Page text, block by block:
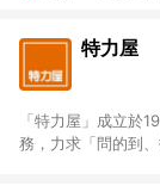
特力屋
「特力屋」成立於
務，力求「問的到